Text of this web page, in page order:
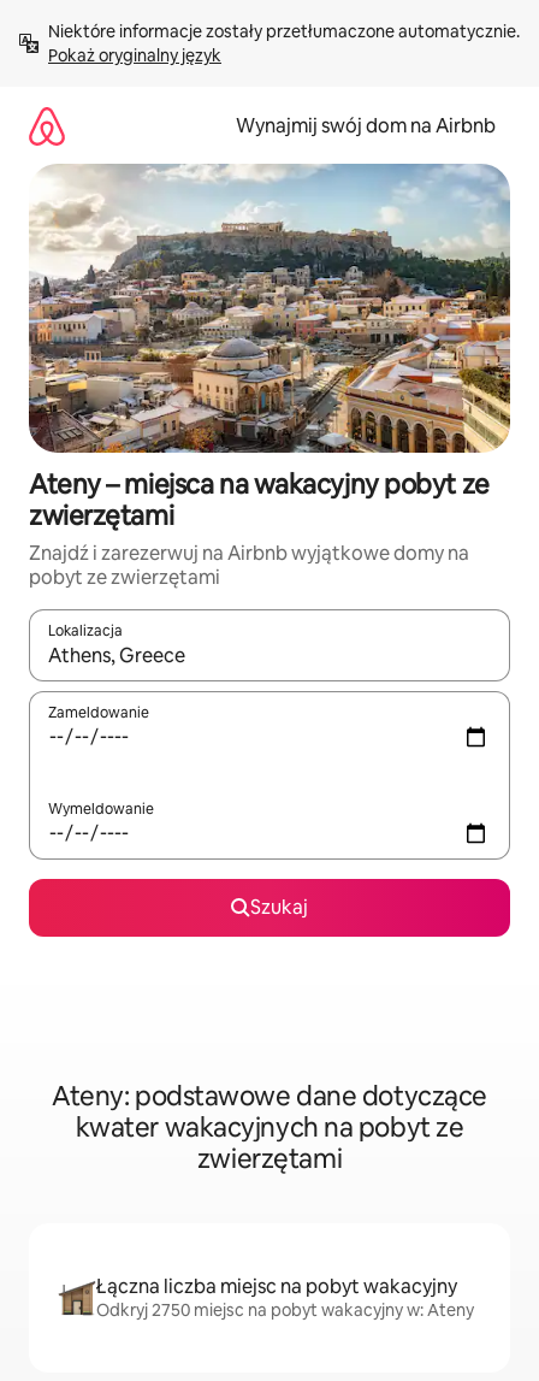
treści Pokaż oryginalny język
Wynajmij swój dom na Airbnb
Ateny – miejsca na wakacyjny pobyt ze
zwierzętami
Znajdź i zarezerwuj na Airbnb wyjątkowe domy na
pobyt ze zwierzętami
Lokalizacja
Gdy wyniki będą dostępne, możesz poruszać się po nich za
Zameldowanie
Wymeldowanie
Szukaj
Ateny: podstawowe dane dotyczące
kwater wakacyjnych na pobyt ze
zwierzętami
Łączna liczba miejsc na pobyt wakacyjny
Odkryj 2750 miejsc na pobyt wakacyjny w: Ateny